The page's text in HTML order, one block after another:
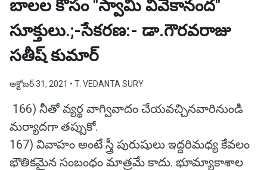
బాలల కోసం "స్వామీ వివేకానంద"
సూక్తులు.;-సేకరణ:- డా.గౌరవరాజు
సతీష్ కుమార్
అక్టోబర్ 31, 2021 • T. VEDANTA SURY
166) నీతో వ్యర్థ వాగ్వివాదం చేయవచ్చినవారినుండి
మర్యాదగా తప్పుకో.
167) వివాహం అంటే స్త్రీ పురుషులు ఇద్దరిమధ్య కేవలం
భౌతికమైన సంబంధం మాత్రమే కాదు. భూమ్యాకాశాల